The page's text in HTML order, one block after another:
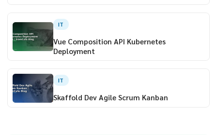
IT
Vue Composition API Kubernetes
Deployment
IT
Skaffold Dev Agile Scrum Kanban